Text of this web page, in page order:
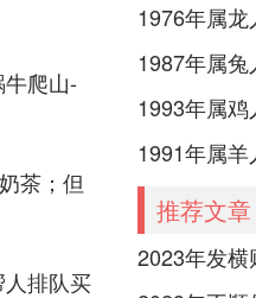
爬山-
茶；但
排队买
推荐文章